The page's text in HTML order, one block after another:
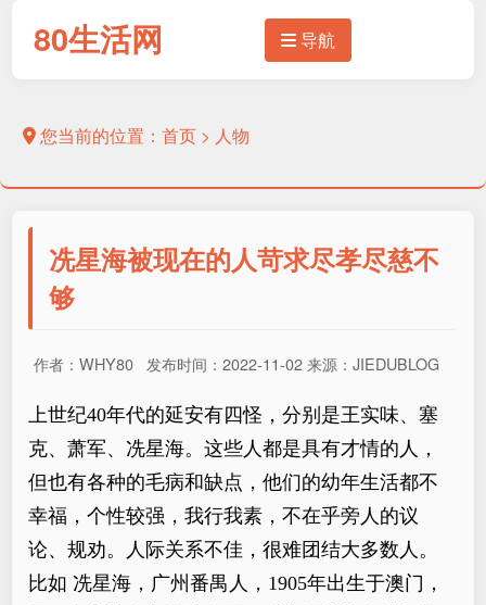
80生活网 导航
您当前的位置：首页 > 人物
冼星海被现在的人苛求尽孝尽慈不
够
作者：WHY80 发布时间：2022-11-02 来源：JIEDUBLOG
上世纪40年代的延安有四怪，分别是王实味、塞
克、萧军、冼星海。这些人都是具有才情的人，
但也有各种的毛病和缺点，他们的幼年生活都不
幸福，个性较强，我行我素，不在乎旁人的议
论、规劝。人际关系不佳，很难团结大多数人。
比如 冼星海，广州番禺人，1905年出生于澳门，